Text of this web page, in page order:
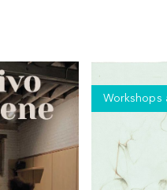
Workshops